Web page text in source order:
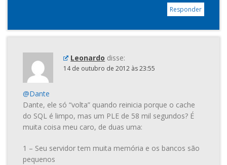
Responder
Leonardo disse:
14 de outubro de 2012 às 23:55
@Dante
Dante, ele só “volta” quando reinicia porque o cache
do SQL é limpo, mas um PLE de 58 mil segundos? É
muita coisa meu caro, de duas uma:
1 – Seu servidor tem muita memória e os bancos são
pequenos